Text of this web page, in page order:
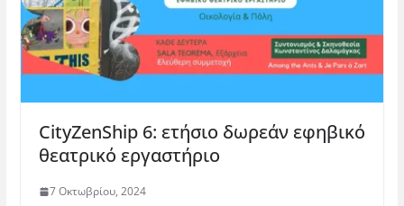
CityZenShip 6: ετήσιο δωρεάν εφηβικό
θεατρικό εργαστήριο
7 Οκτωβρίου, 2024